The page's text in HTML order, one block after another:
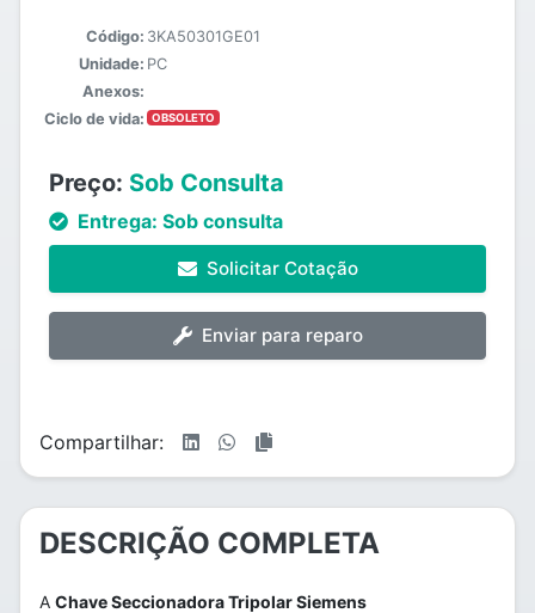
Código: 3KA50301GE01
Unidade: PC
Anexos:
Ciclo de vida:
OBSOLETO
Preço: Sob Consulta
Entrega: Sob consulta
Solicitar Cotação
Enviar para reparo
Compartilhar:
DESCRIÇÃO COMPLETA
A Chave Seccionadora Tripolar Siemens